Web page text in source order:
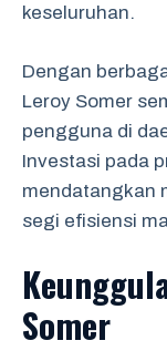
keseluruhan.
Dengan
Leroy Somer
pengguna di
Investasi pada
mendatangkan
segi efisiensi
Somer